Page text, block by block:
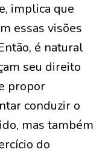
implica que
essas visões
é natural
seu direito
propor
conduzir o
mas também
do